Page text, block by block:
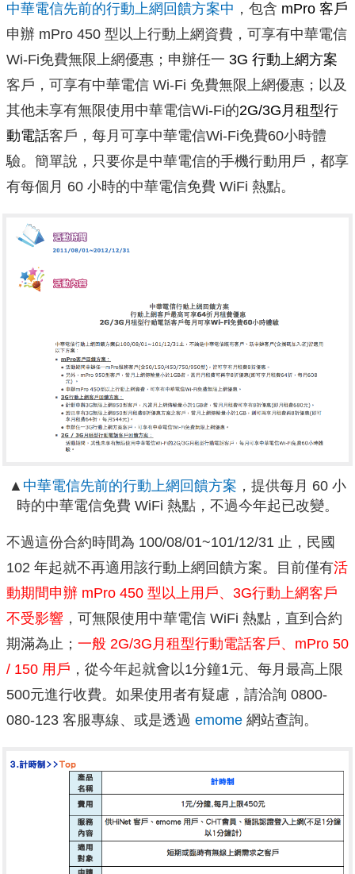
中華電信先前的行動上網回饋方案中 ，包含 mPro 客戶
申辦 mPro 450 型以上行動上網資費，可享有中華電信
Wi-Fi免費無限上網優惠；申辦任一 3G 行動上網方案
客戶，可享有中華電信 Wi-Fi 免費無限上網優惠；以及
其他未享有無限使用中華電信Wi-Fi的2G/3G月租型行
動電話客戶，每月可享中華電信Wi-Fi免費60小時體
驗。簡單說，只要你是中華電信的手機行動用戶，都享
有每個月 60 小時的中華電信免費 WiFi 熱點。
▲ 中華電信先前的行動上網回饋方案 ，提供每月 60 小
時的中華電信免費 WiFi 熱點，不過今年起已改變。
不過這份合約時間為 100/08/01~101/12/31 止，民國
102 年起就不再適用該行動上網回饋方案。目前僅有活
動期間申辦 mPro 450 型以上用戶、3G行動上網客戶
不受影響 ，可無限使用中華電信 WiFi 熱點，直到合約
期滿為止； 一般 2G/3G月租型行動電話客戶、mPro 50
/ 150 用戶 ，從今年起就會以1分鐘1元、每月最高上限
500元進行收費。如果使用者有疑慮，請洽詢 0800-
080-123 客服專線、或是透過 emome 網站查詢。